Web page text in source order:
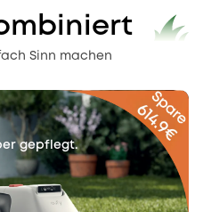
Sinn machen
gepflegt.